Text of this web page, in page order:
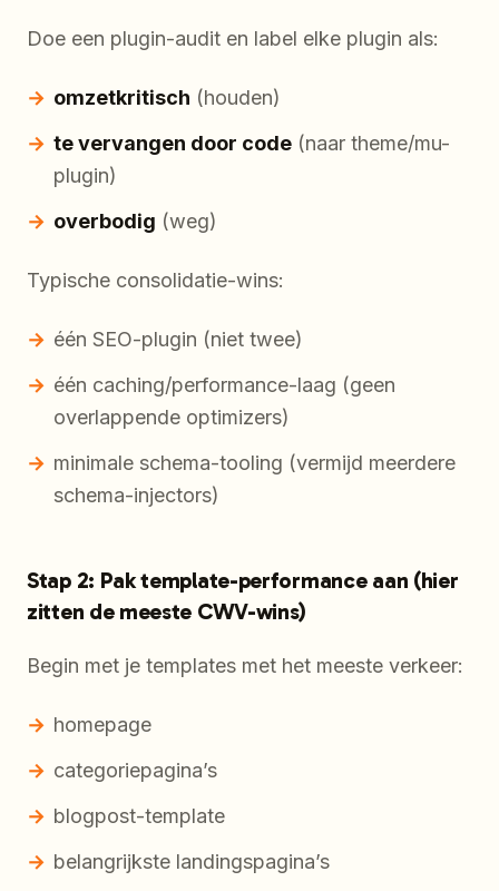
Doe een plugin-audit en label elke plugin als:
omzetkritisch (houden)
te vervangen door code (naar theme/mu-
plugin)
overbodig (weg)
Typische consolidatie-wins:
één SEO-plugin (niet twee)
één caching/performance-laag (geen
overlappende optimizers)
minimale schema-tooling (vermijd meerdere
schema-injectors)
Stap 2: Pak template-performance aan (hier
zitten de meeste CWV-wins)
Begin met je templates met het meeste verkeer:
homepage
categoriepagina’s
blogpost-template
belangrijkste landingspagina’s